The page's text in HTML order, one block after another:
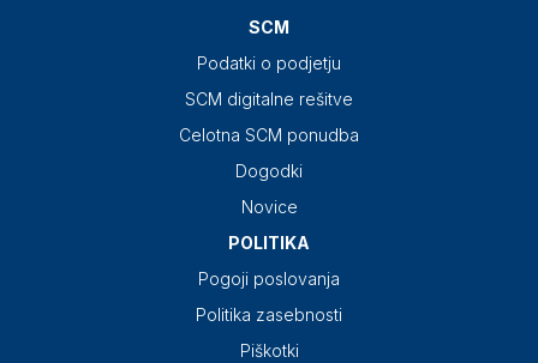
SCM
Podatki o podjetju
SCM digitalne rešitve
Celotna SCM ponudba
Dogodki
Novice
POLITIKA
Pogoji poslovanja
Politika zasebnosti
Piškotki